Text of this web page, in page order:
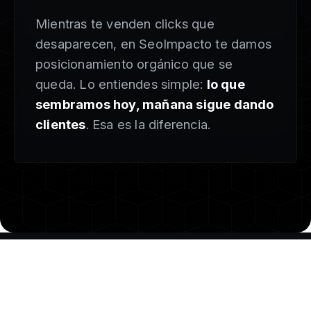
Mientras te venden clicks que
desaparecen, en SeoImpacto te damos
posicionamiento orgánico que se
queda. Lo entiendes simple: lo que
sembramos hoy, mañana sigue dando
clientes. Esa es la diferencia.